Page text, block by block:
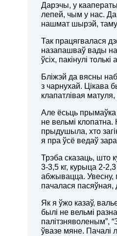
Дарэчы, у
лепей, чым у нас. Да
нашмат шырэй,
Так працягвалася
назапашваў вады на
ўсіх, пакінулі
Бліжэй да вясны
з чарнухай. Цікава
клапатлівая
Але ёсьць прымаўка
не вельмі клопатна.
прыдушыла, хто
я пра ўсё ведаў
Трэба сказаць, што
3-3,5 кг, курыца 2-
абжывацца. Увесну,
пачалася пасяўная,
Як я ўжо казаў,
былі не вельмі
палітзняволеным”,
ўвазе мяне. Пачалі